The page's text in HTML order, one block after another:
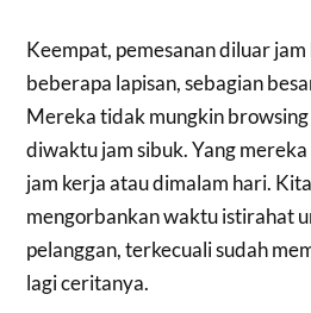
Keempat, pemesanan diluar
beberapa lapisan, sebagian
Mereka tidak mungkin
diwaktu jam sibuk. Yang
jam kerja atau dimalam hari.
mengorbankan waktu istirahat
pelanggan, terkecuali sudah
lagi ceritanya.